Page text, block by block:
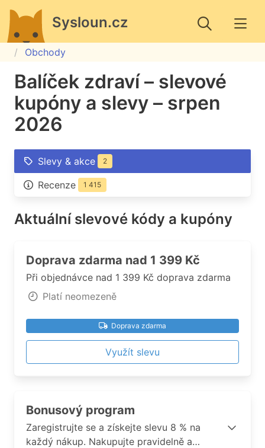
Sysloun.cz
Obchody
Balíček zdraví – slevové
kupóny a slevy – srpen
2026
Slevy & akce 2
Recenze 1 415
Aktuální slevové kódy a kupóny
Doprava zdarma nad 1 399 Kč
Při objednávce nad 1 399 Kč doprava zdarma
Platí neomezeně
Doprava zdarma
Využít slevu
Bonusový program
Zaregistrujte se a získejte slevu 8 % na
každý nákup. Nakupujte pravidelně a